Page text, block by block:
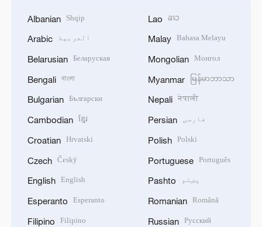
Albanian Shqip
Arabic العربية
Belarusian Беларуская
Bengali বাংলা
Bulgarian Български
Cambodian ខ្មែរ
Croatian Hrvatski
Czech Český
English English
Esperanto Esperanto
Filipino Filipino
Lao ລາວ
Malay Bahasa Melayu
Mongolian Монгол
Myanmar မြန်မာဘာသာ
Nepali नेपाली
Persian فارسی
Polish Polski
Portuguese Português
Pashto پښتو
Romanian Română
Russian Русский